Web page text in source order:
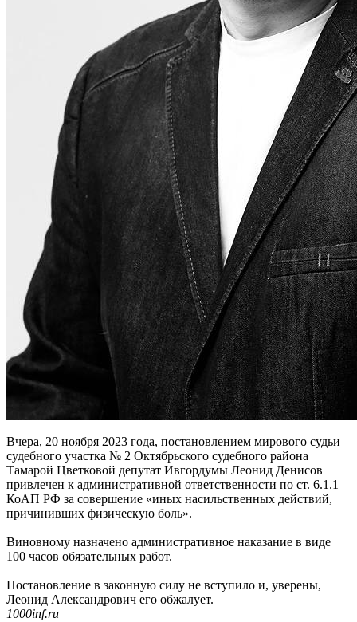
Вчера, 20 ноября 2023 года, постановлением мирового судьи
судебного участка № 2 Октябрьского судебного района
Тамарой Цветковой депутат Ивгордумы Леонид Денисов
привлечен к административной ответственности по ст. 6.1.1
КоАП РФ за совершение «иных насильственных действий,
причинивших физическую боль».
Виновному назначено административное наказание в виде
100 часов обязательных работ.
Постановление в законную силу не вступило и, уверены,
Леонид Александрович его обжалует.
1000inf.ru